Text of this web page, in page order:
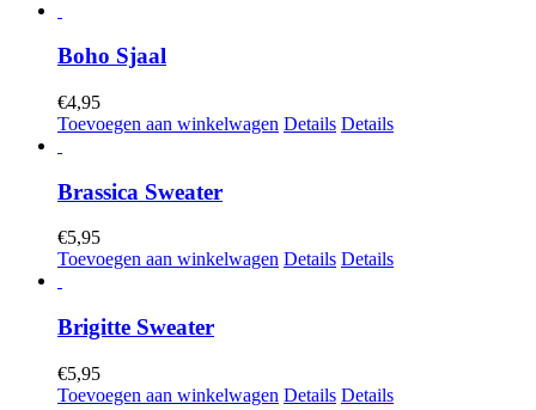
Boho Sjaal
€4,95
Toevoegen aan winkelwagen Details Details
Brassica Sweater
€5,95
Toevoegen aan winkelwagen Details Details
Brigitte Sweater
€5,95
Toevoegen aan winkelwagen Details Details